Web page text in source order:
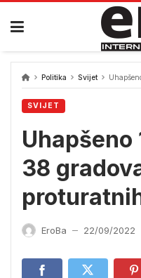
Skip
content
Politika Svijet Uhapšeno
SVIJET
Uhapšeno
38
EroBa — 22/09/2022